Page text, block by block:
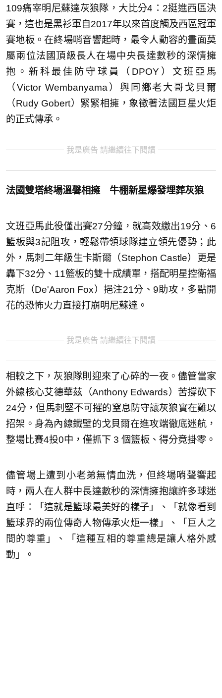
109痛宰明尼蘇達灰狼隊，大比分4：2挺進西區決
賽，這也是黑衫軍自2017年以來首度觸及西區冠軍
賽地板。在終場哨音響起時，最令人動容的畫面莫
屬兩位法國頂級長人在場中央長達數秒的深情擁
抱。新科最佳防守球員（DPOY）文班亞馬
（Victor Wembanyama）與同鄉老大哥戈貝爾
（Rudy Gobert）緊緊相擁，象徵著法國巨星火炬
的正式傳承。
我是廣告 請繼續往下閱讀
法國雙塔終場溫馨相擁 牛棚新星爆發埋葬灰狼
文班亞馬此役僅出賽27分鐘，就高效繳出19分、6
籃板與3記阻攻，輕鬆帶領球隊建立領先優勢；此
外，馬刺二年級生卡斯爾（Stephon Castle）更是
轟下32分、11籃板的雙十成績單，搭配明星控衛福
克斯（De'Aaron Fox）挹注21分、9助攻，多點開
花的恐怖火力直接打崩明尼蘇達。
我是廣告 請繼續往下閱讀
相較之下，灰狼隊則迎來了心碎的一夜。儘管當家
外線核心艾德華茲（Anthony Edwards）苦撐砍下
24分，但馬刺堅不可摧的窒息防守讓灰狼實在難以
招架。身為內線鐵壁的戈貝爾在進攻端徹底迷航，
整場比賽4投0中，僅抓下 3 個籃板、得分竟掛零。
儘管場上遭到小老弟無情血洗，但終場哨聲響起
時，兩人在人群中長達數秒的深情擁抱讓許多球迷
直呼：「這就是籃球最美好的樣子」、「就像看到
籃球界的兩位傳奇人物傳承火炬一樣」、「巨人之
間的尊重」、「這種互相的尊重總是讓人格外感
動」。